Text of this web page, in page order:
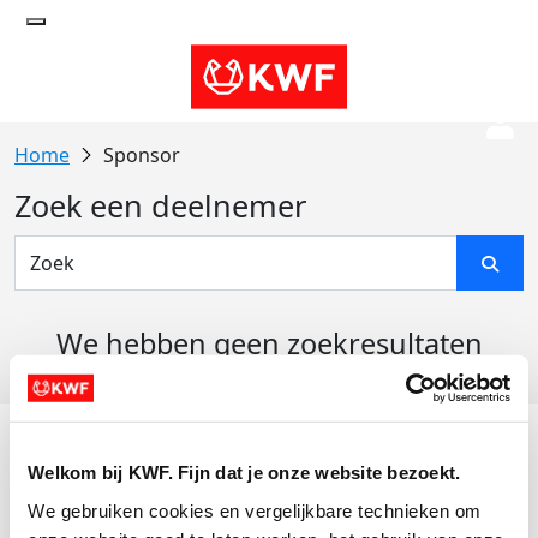
Welkom bij KWF. Fijn dat je onze website bezoekt.
We gebruiken cookies en vergelijkbare technieken om
Sponsor
Zoek een deelnemer
We hebben geen zoekresultaten
Actiematerialen
Evenementen